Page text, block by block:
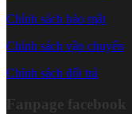
Chính sách bảo mật
Chính sách vận chuyển
Chính sách đổi trả
Fanpage facebook